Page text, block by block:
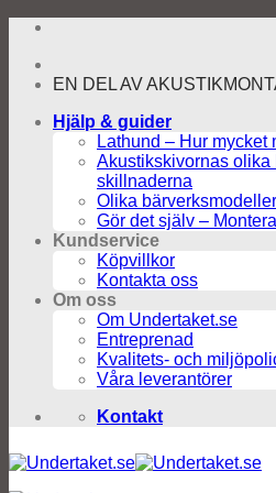
Skip
content
EN DEL AV
Hjälp & guider
Lathund – Hur mycket
Akustikskivornas olika
skillnaderna
Olika
Gör det själv –
Kundservice
Köpvillkor
Kontakta oss
Om oss
Om Undertaket.se
Entreprenad
Kvalitets- och
Våra leverantörer
Kontakt